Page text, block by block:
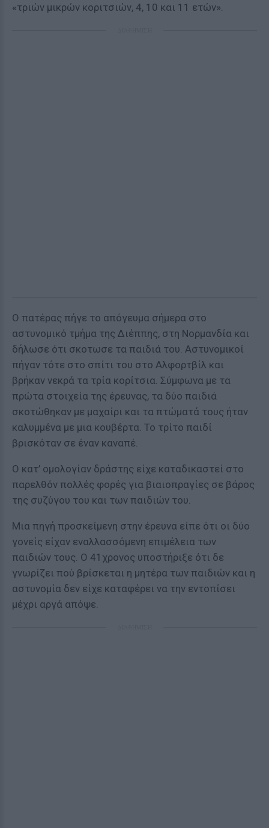
«τριών μικρών κοριτσιών, 4, 10 και 11 ετών».
Ο πατέρας πήγε το απόγευμα σήμερα στο
αστυνομικό τμήμα της Διέππης, στη Νορμανδία και
δήλωσε ότι σκoτωσε τα παιδιά του. Αστυνομικοί
πήγαν τότε στο σπίτι του στο Αλφορτβίλ και
βρήκαν νεκρά τα τρία κορίτσια. Σύμφωνα με τα
πρώτα στοιχεία της έρευνας, τα δύο παιδιά
σκoτώθηκαν με μαχαίρι και τα πτώματά τους ήταν
καλυμμένα με μια κουβέρτα. Το τρίτο παιδί
βρισκόταν σε έναν καναπέ.
Ο κατ’ ομολογίαν δράστης είχε καταδικαστεί στο
παρελθόν πολλές φορές για βιαιoπραγίες σε βάρος
της συζύγου του και των παιδιών του.
Μια πηγή προσκείμενη στην έρευνα είπε ότι οι δύο
γονείς είχαν εναλλασσόμενη επιμέλεια των
παιδιών τους. Ο 41χρονος υποστήριξε ότι δε
γνωρίζει πού βρίσκεται η μητέρα των παιδιών και η
αστυνομία δεν είχε καταφέρει να την εντοπίσει
μέχρι αργά απόψε.